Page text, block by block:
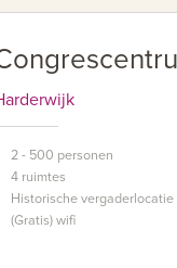
2 - 500 personen
4 ruimtes
Historische vergaderlocatie
(Gratis) wifi